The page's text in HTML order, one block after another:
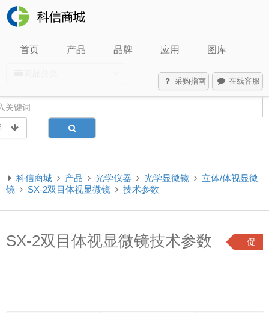
首页 产品 品牌 应用 图库
采购指南 在线客服
科信商城 产品 光学仪器 光学显微镜
立体/体视显微
镜
SX-2双目体视显微镜 技术参数
SX-2双目体视显微镜技术参数
促